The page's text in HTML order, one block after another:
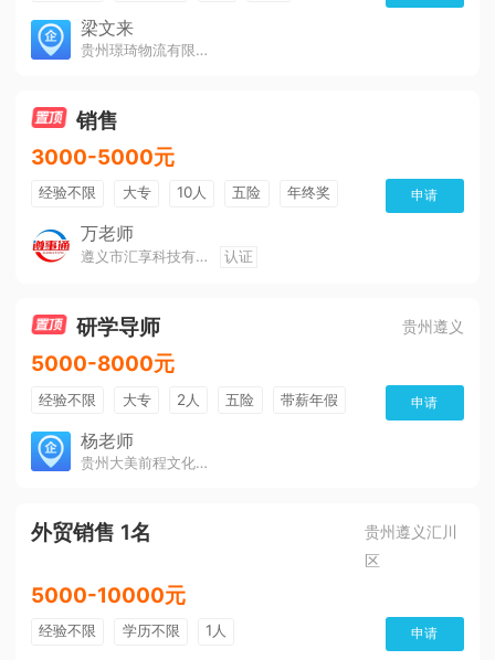
免费培训
包住宿
梁文来
贵州璟琦物流有限公司
销售
3000-5000元
经验不限 大专 10人 五险
年终奖
公费旅游
免费培训
美女多
帅哥多 全勤奖 有补助
申请
万老师
遵义市汇享科技有限公司 认证
研学导师 贵州遵义
5000-8000元
经验不限 大专 2人 五险
带薪年假
年终奖
公费旅游
环境好
双休 有提成
申请
杨老师
贵州大美前程文化发展有限公司
外贸销售 1名
贵州遵义汇川
区
5000-10000元
经验不限 学历不限 1人 申请